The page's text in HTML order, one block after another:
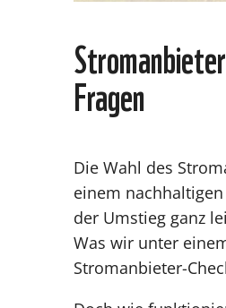
Fragen
Die Wahl des
einem
der Umstieg ganz
Was wir unter
Stromanbieter-